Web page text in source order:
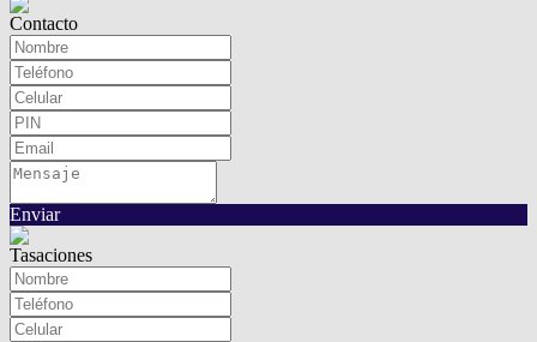
Contacto
Enviar
Tasaciones